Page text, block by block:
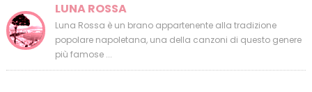
LUNA ROSSA
Luna Rossa è un brano appartenente alla tradizione
popolare napoletana, una della canzoni di questo genere
più famose ...